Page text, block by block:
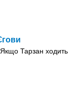
Тарзан ходить